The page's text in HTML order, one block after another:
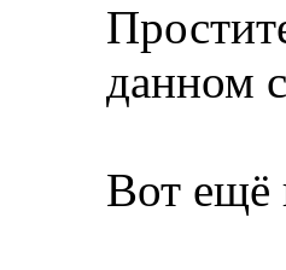
данном
Вот ещё